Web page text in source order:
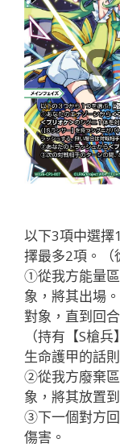
以下3項中選擇
擇最多2項。（
①從我方能量
象，將其出場
對象，直到回
（持有【S槍
生命護甲的話
②從我方廢棄
象，將其放置
③下一個對方
傷害。